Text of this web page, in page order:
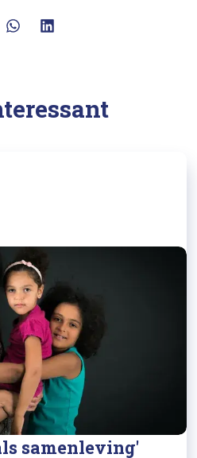
minimum: 'Dit is
individuen,
samenleving'